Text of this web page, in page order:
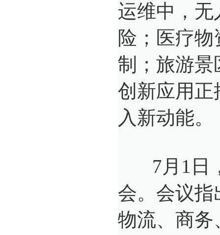
运维中，
险；医疗
制；旅游
创新应用正
入新动能。
7月1日，
会。会议指
物流、商务